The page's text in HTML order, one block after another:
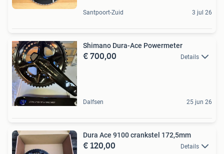
Santpoort-Zuid 3 jul 26
Shimano Dura-Ace Powermeter
€ 700,00 Details
Dalfsen 25 jun 26
Dura Ace 9100 crankstel 172,5mm
€ 120,00 Details